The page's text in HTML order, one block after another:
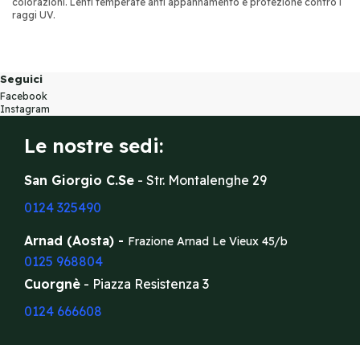
raggi UV.
Seguici
Facebook
Instagram
Le nostre sedi:
San Giorgio C.Se - Str. Montalenghe 29
0124 325490
Arnad (Aosta) - Frazione Arnad Le Vieux 45/b
0125 968804
Cuorgnè - Piazza Resistenza 3
0124 666608